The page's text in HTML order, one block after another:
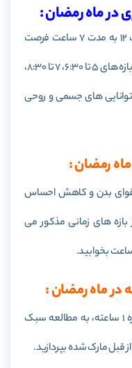
از حدود حوالی ساعت 5 تا حوالی ساعت 12 به مدت 7 ساعت فرصت
مطالعه دارید. به عنوان مثال می-توانید بازه های 5 تا 6:30، 7 تا 8:30،
باتوجه به توانایی های جسمی و روحی
رمضان :
قوای بدن و کاهش احساس
های زمانی مذکور می
ماه رمضان :
تا زمان افطار بازهم می توانید در دو بازه 1 ساعته، به مطالعه سبک
قبل مارک شده بپردازید.